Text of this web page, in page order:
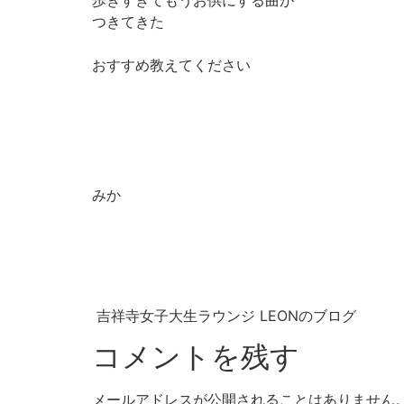
つきてきた
おすすめ教えてください
みか
吉祥寺女子大生ラウンジ LEONのブログ
コメントを残す
メールアドレスが公開されることはありません。